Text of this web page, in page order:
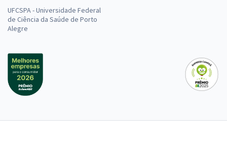
UFCSPA - Universidade Federal
de Ciência da Saúde de Porto
Alegre